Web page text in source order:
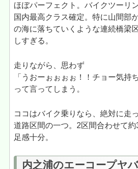
ほぼパーフェクト。バイクツーリ
国内最高クラス確定。特に山間部
の海に落ちていくような連続橋梁
しすぎる。
走りながら、思わず
「うおーぉぉぉぉ！！チョー気持
って言ってしまう。
ココはバイク乗りなら、絶対に走
道路区間の一つ。2区間合わせて
足感十分。
内之浦のエーコープヤ